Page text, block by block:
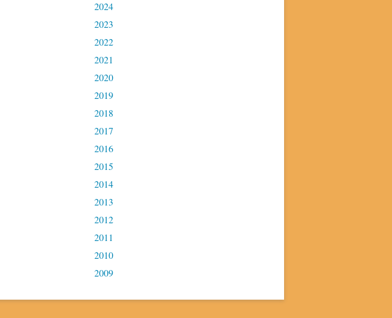
2024
2023
2022
2021
2020
2019
2018
2017
2016
2015
2014
2013
2012
2011
2010
2009